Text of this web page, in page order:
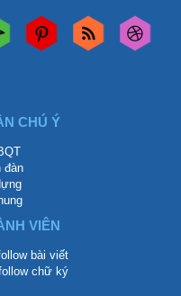
CHÚ Ý
đàn
VIÊN
bài viết
chữ ký